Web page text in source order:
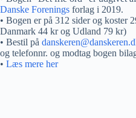
Danske Forenings forlag i 2019.
• Bogen er på 312 sider og koster
Danmark 44 kr og Udland 79 kr)
• Bestil på
og telefonnr. og modtag bogen
• Læs mere her